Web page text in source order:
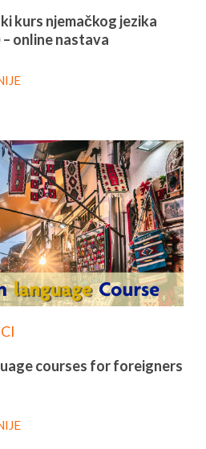
kurs njemačkog jezika
online nastava
courses for foreigners